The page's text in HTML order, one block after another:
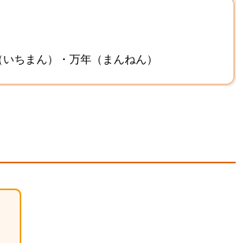
ちまん）・万年（まんねん）